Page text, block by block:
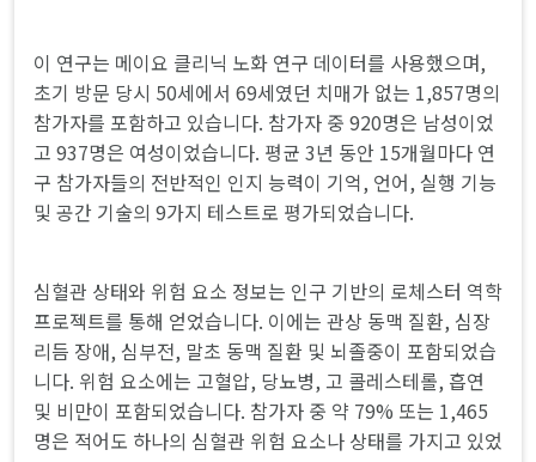
이 연구는 메이요 클리닉 노화 연구 데이터를 사용했으며,
초기 방문 당시 50세에서 69세였던 치매가 없는 1,857명의
참가자를 포함하고 있습니다. 참가자 중 920명은 남성이었
고 937명은 여성이었습니다. 평균 3년 동안 15개월마다 연
구 참가자들의 전반적인 인지 능력이 기억, 언어, 실행 기능
및 공간 기술의 9가지 테스트로 평가되었습니다.
심혈관 상태와 위험 요소 정보는 인구 기반의 로체스터 역학
프로젝트를 통해 얻었습니다. 이에는 관상 동맥 질환, 심장
리듬 장애, 심부전, 말초 동맥 질환 및 뇌졸중이 포함되었습
니다. 위험 요소에는 고혈압, 당뇨병, 고 콜레스테롤, 흡연
및 비만이 포함되었습니다. 참가자 중 약 79% 또는 1,465
명은 적어도 하나의 심혈관 위험 요소나 상태를 가지고 있었